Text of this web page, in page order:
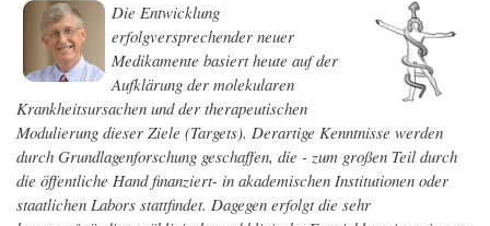
Die Entwicklung
erfolgversprechender neuer
Medikamente basiert heute auf der
Aufklärung der molekularen
Krankheitsursachen und der therapeutischen
Modulierung dieser Ziele (Targets). Derartige Kenntnisse werden
durch Grundlagenforschung geschaffen, die - zum großen Teil durch
die öffentliche Hand finanziert- in akademischen Institutionen oder
staatlichen Labors stattfindet. Dagegen erfolgt die sehr